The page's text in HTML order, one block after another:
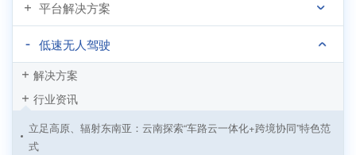
平台解决方案
低速无人驾驶
解决方案
行业资讯
立足高原、辐射东南亚：云南探索“车路云一体化+跨境协同”特色范
式